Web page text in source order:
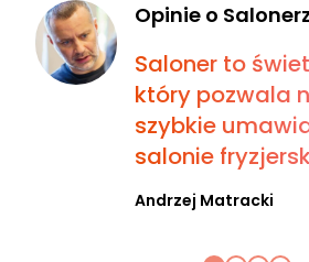
Opinie o
Saloner to
który pozwala
szybkie
salonie
Andrzej Matracki